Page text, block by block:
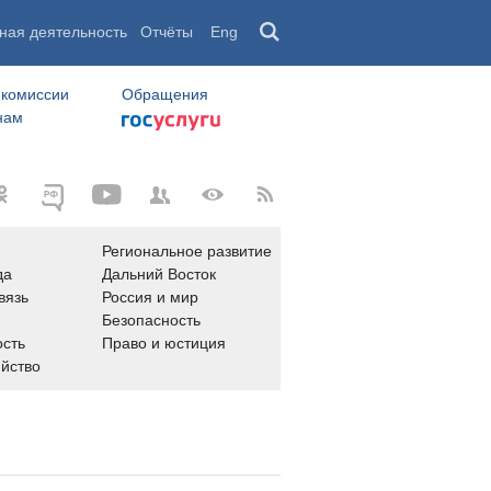
деятельность Отчёты Eng
Обращения
Региональное развитие
Дальний Восток
Россия и мир
Безопасность
Право и юстиция